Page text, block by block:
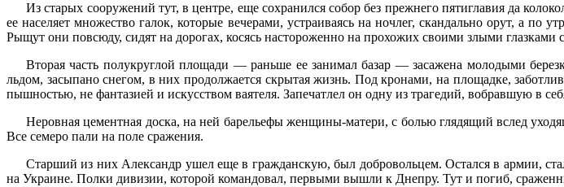
Из старых сооружений тут, в центре, еще сохранился собор без прежнего пятиглавия да
ее населяет множество галок, которые вечерами, устраиваясь на ночлег, скандально орут, а
Рыщут они повсюду, сидят на дорогах, косясь настороженно на прохожих своими злыми
Вторая часть полукруглой площади — раньше ее занимал базар — засажена молодыми
льдом, засыпано снегом, в них продолжается скрытая жизнь. Под кронами, на площадке,
пышностью, не фантазией и искусством ваятеля. Запечатлел он одну из трагедий, вобравшую в
Неровная цементная доска, на ней барельефы женщины-матери, с болью глядящий вслед
Все семеро пали на поле сражения.
Старший из них Александр ушел еще в гражданскую, был добровольцем. Остался в армии,
на Украине. Полки дивизии, которой командовал, первыми вышли к Днепру. Тут и погиб,